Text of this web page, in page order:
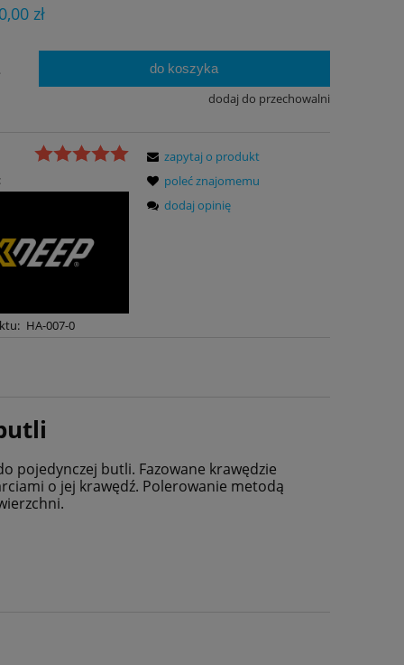
płatności
zł
do koszyka
dodaj do przechowalni
HA-007-0
zapytaj o produkt
poleć znajomemu
dodaj opinię
pojedynczej butli. Fazowane krawędzie
o jej krawędź. Polerowanie metodą